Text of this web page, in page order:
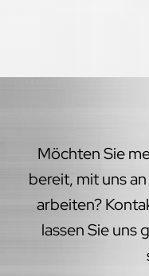
Möchten Sie
bereit, mit uns
arbeiten?
lassen Sie uns